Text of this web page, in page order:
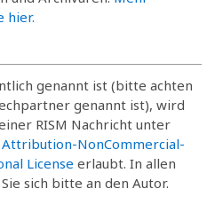
hier.
genannt ist (bitte achten
genannt ist), wird
RISM Nachricht unter
NonCommercial-
License erlaubt. In allen
sich bitte an den Autor.